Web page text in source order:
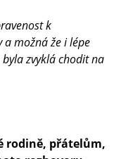
k
možná že i lépe
zvyklá chodit na
rodině, přátelům,